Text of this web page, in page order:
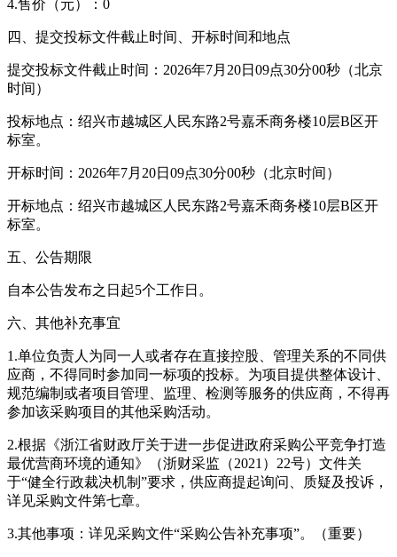
4.售价（元）：0
四、提交投标文件截止时间、开标时间和地点
提交投标文件截止时间：2026年7月20日09点30分00秒（北京
时间）
投标地点：绍兴市越城区人民东路2号嘉禾商务楼10层B区开
标室。
开标时间：2026年7月20日09点30分00秒（北京时间）
开标地点：绍兴市越城区人民东路2号嘉禾商务楼10层B区开
标室。
五、公告期限
自本公告发布之日起5个工作日。
六、其他补充事宜
1.单位负责人为同一人或者存在直接控股、管理关系的不同供
应商，不得同时参加同一标项的投标。为项目提供整体设计、
规范编制或者项目管理、监理、检测等服务的供应商，不得再
参加该采购项目的其他采购活动。
2.根据《浙江省财政厅关于进一步促进政府采购公平竞争打造
最优营商环境的通知》（浙财采监（2021）22号）文件关
于“健全行政裁决机制”要求，供应商提起询问、质疑及投诉，
详见采购文件第七章。
3.其他事项：详见采购文件“采购公告补充事项”。（重要）